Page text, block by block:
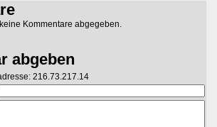
Kommentare abgegeben.
abgeben
216.73.217.14